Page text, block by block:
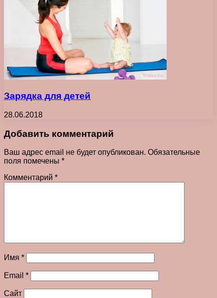
Зарядка для детей
28.06.2018
Добавить комментарий
Ваш адрес email не будет опубликован. Обязательные
поля помечены *
Комментарий *
Имя *
Email *
Сайт